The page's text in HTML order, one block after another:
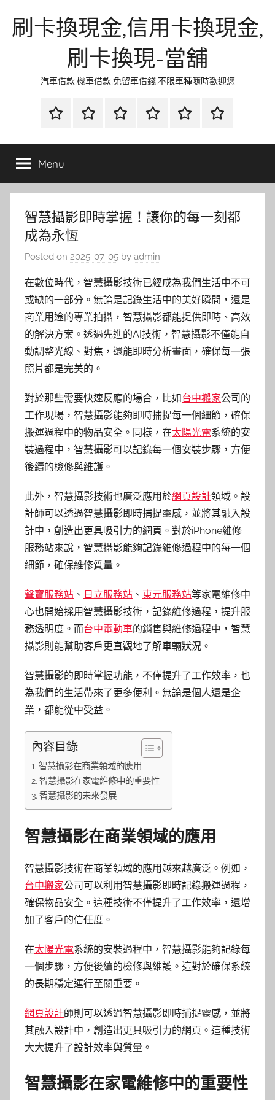
刷卡換現金,信用卡換現金,
刷卡換現-當舖
汽車借款,機車借款,免留車借錢,不限車種隨時歡迎您
首
當
金
網
資
流
時
環
清
聯
徵
Menu
智慧攝影即時掌握！讓你的每一刻都
成為永恆
Posted on 2025-07-05 by admin
在數位時代，智慧攝影技術已經成為我們生活中不可
或缺的一部分。無論是記錄生活中的美好瞬間，還是
商業用途的專業拍攝，智慧攝影都能提供即時、高效
的解決方案。透過先進的AI技術，智慧攝影不僅能自
動調整光線、對焦，還能即時分析畫面，確保每一張
照片都是完美的。
對於那些需要快速反應的場合，比如台中搬家公司的
工作現場，智慧攝影能夠即時捕捉每一個細節，確保
搬運過程中的物品安全。同樣，在太陽光電系統的安
裝過程中，智慧攝影可以記錄每一個安裝步驟，方便
後續的檢修與維護。
此外，智慧攝影技術也廣泛應用於網頁設計領域。設
計師可以透過智慧攝影即時捕捉靈感，並將其融入設
計中，創造出更具吸引力的網頁。對於iPhone維修
服務站來說，智慧攝影能夠記錄維修過程中的每一個
細節，確保維修質量。
聲寶服務站 、 日立服務站 、 東元服務站等家電維修中
心也開始採用智慧攝影技術，記錄維修過程，提升服
務透明度。而台中電動車的銷售與維修過程中，智慧
攝影則能幫助客戶更直觀地了解車輛狀況。
智慧攝影的即時掌握功能，不僅提升了工作效率，也
為我們的生活帶來了更多便利。無論是個人還是企
業，都能從中受益。
內容目錄
智慧攝影在商業領域的應用
智慧攝影在家電維修中的重要性
智慧攝影的未來發展
智慧攝影在商業領域的應用
智慧攝影技術在商業領域的應用越來越廣泛。例如，
台中搬家公司可以利用智慧攝影即時記錄搬運過程，
確保物品安全。這種技術不僅提升了工作效率，還增
加了客戶的信任度。
在太陽光電系統的安裝過程中，智慧攝影能夠記錄每
一個步驟，方便後續的檢修與維護。這對於確保系統
的長期穩定運行至關重要。
網頁設計師則可以透過智慧攝影即時捕捉靈感，並將
其融入設計中，創造出更具吸引力的網頁。這種技術
大大提升了設計效率與質量。
智慧攝影在家電維修中的重要性